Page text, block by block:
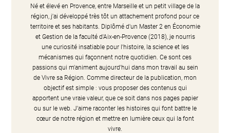
Né et élevé en Provence, entre Marseille et un petit village de la
région, j'ai développé très tôt un attachement profond pour ce
territoire et ses habitants. Diplômé d'un Master 2 en Économie
et Gestion de la faculté d'Aix-en-Provence (2018), je nourris
une curiosité insatiable pour l'histoire, la science et les
mécanismes qui façonnent notre quotidien. Ce sont ces
passions qui m'animent aujourd'hui dans mon travail au sein
de Vivre sa Région. Comme directeur de la publication, mon
objectif est simple : vous proposer des contenus qui
apportent une vraie valeur, que ce soit dans nos pages papier
ou sur le web. J'aime raconter les histoires qui font battre le
cœur de notre région et mettre en lumière ceux qui la font
vivre.